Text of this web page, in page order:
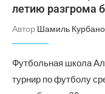
летию разгрома
Автор Шамиль
Футбольная школа
турнир по футболу